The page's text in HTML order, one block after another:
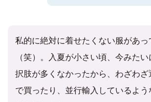
私的に絶対に着せたくない服があっ
（笑）。入夏が小さい頃、今みたい
択肢が多くなかったから、わざわざ
で買ったり、並行輸入しているよう